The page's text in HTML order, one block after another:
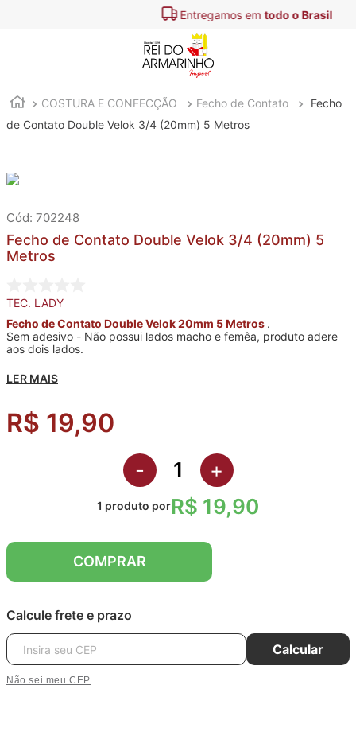
Entregamos emtodo o Brasil
COSTURA E CONFECÇÃO Fecho de Contato
Fecho
de Contato Double Velok 3/4 (20mm) 5 Metros
: 702248
Fecho de Contato Double Velok 3/4 (20mm) 5
Metros
TEC. LADY
Fecho de Contato Double Velok 20mm 5 Metros .
Sem adesivo - Não possui lados macho e femêa, produto adere
aos dois lados.
Gostou? Conheça toda nossa coleção de
Metragem: 5 Metros (ambos os lados).
Composição: 100% Poliamida.
LER MAIS
R$ 19,90
- +
1 produto porR$ 19,90
COMPRAR
Calcule frete e prazo
Calcular
Não sei meu CEP